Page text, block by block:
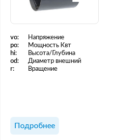
vo: Напряжение
po:
Мощность Квт
hi:
Высота/Глубина
od:
Диаметр внешний
r:
Вращение
Подробнее